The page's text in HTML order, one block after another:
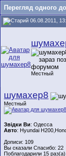
Перегляд одного
06.08.2011,
Местный
шумахер8
Местный
Звідки Ви: Одесса
Авто: Hyundai
Дописи: 109
Вы сказали Спасибо: 22
Поблагодарили 15